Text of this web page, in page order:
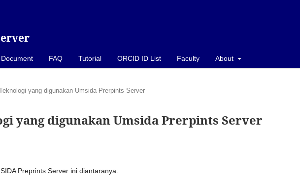
FAQ Tutorial ORCID ID List Faculty About
yang digunakan Umsida Prerpints Server
yang digunakan Umsida Prerpints Server
Preprints Server ini diantaranya: